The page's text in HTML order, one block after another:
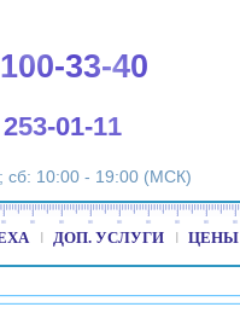
33-40
01-11
сб: 10:00 - 19:00 (МСК)
ДОП. УСЛУГИ ЦЕНЫ